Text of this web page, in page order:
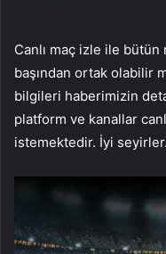
Canlı maç izle ile bütün
başından ortak olabilir
bilgileri haberimizin
platform ve kanallar
istemektedir. İyi